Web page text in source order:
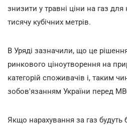
знизити у травні ціни на газ
тисячу кубічних метрів.
В Уряді зазначили, що це
ринкового ціноутворення на
категорій споживачів і, таким
зобов'язанням України перед
Якщо нарахування за газ будуть